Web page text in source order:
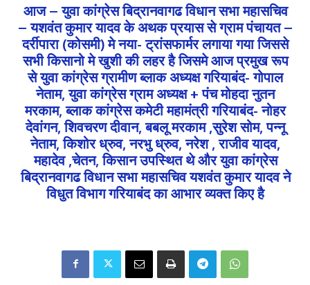
आज – युवा कांग्रेस बिद्रानवागढ विधान सभा महासचिव
– यशवंत कुमार यादव के अथक प्रयास से ग्राम पंचायत –
दर्रीपारा (कोसमी) मे नया- ट्रांसफार्मर लगाया गया जिससे
सभी किसानो मे खुशी की लहर है जिसमे आज प्रमुख रूप
से युवा कांग्रेस ग्रामीण ब्लाक अध्यक्ष गरियाबंद- गोपाल
नेताम, युवा कांग्रेस ग्राम अध्यक्ष + पंच मोहदा नुतन
मरकाम, ब्लाक कांग्रेस कमेटी महामंत्री गरियाबंद- नोहर
देवांगन, शिवचरण दीवान, बबलू मरकाम ,सुरेश सोम, पन्नू
नेताम, किशोर ध्रुव, नरभु ध्रुव, नरेश , राजीव यादव,
महादेव ,चेतन, किसान उपस्थित थे और युवा कांग्रेस
बिद्रानवागढ विधान सभा महासचिव यशवंत कुमार यादव ने
विधुत विभाग गरियाबंद का आभार व्यक्त किए है